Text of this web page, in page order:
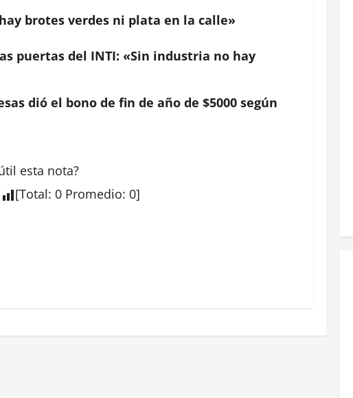
brotes verdes ni plata en la calle»
puertas del INTI: «Sin industria no hay
dió el bono de fin de año de $5000 según
esta nota?
[Total: 0 Promedio: 0]